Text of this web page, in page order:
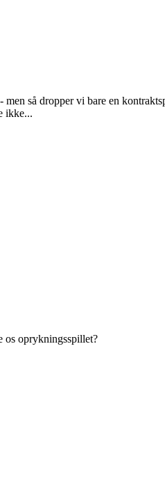
så dropper vi bare en
ikke...
os oprykningsspillet?